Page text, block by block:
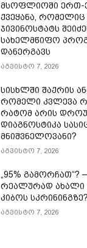
მსოფლიოში ერთ-
ქვეყანა, რომელიც
ჯივინოსტატს
სახელმწიფო
დანერგავს
აგვისტო 7, 2026
სისხლში შაქრის
რომელი კვლევა
რატომ არის
დიაგნოსტიკა
მნიშვნელოვანი?
აგვისტო 7, 2026
„95% გამორჩათ“?
რეალურად ახალი
კიბოს სკრინინგზე?
აგვისტო 7, 2026